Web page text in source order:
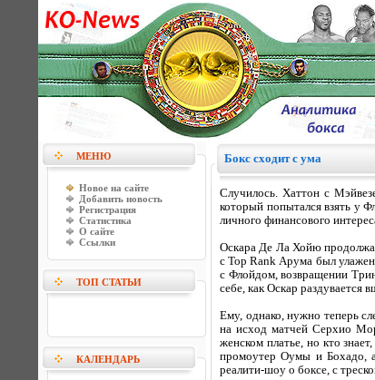
МЕНЮ
Новое на сайте
Добавить новость
Регистрация
Статистика
О сайте
Ссылки
ТОП СТАТЬИ
КАЛЕНДАРЬ
Бокс сходит с ума
Случилось. Хаттон с
который попытался взять у
личного финансового
Оскара Де Ла Хойю
с Top Rank Арума был
с Флойдом, возвращении
себе, как Оскар раздувается
Ему, однако, нужно теперь
на исход матчей Серхио
женском платье, но кто
промоутер Оумы и Бохадо,
реалити-шоу о боксе, с